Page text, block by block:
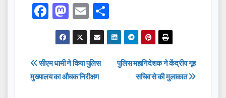
F
a
c
e
b
M
a
st
o
d
E
m
ail
h
ar
e
Post
navigation
पुलिस महानिदेशक ने केंद्रीय गृह
सचिव से की मुलाकात
सीएम धामी ने किया पुलिस
मुख्यालय का औचक निरीक्षण